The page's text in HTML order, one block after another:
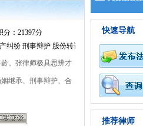
分：21397分
纠纷 刑事辩护 股份转让 常年顾问
。张律师极具思辨才
继承、刑事辩护、合
快速导航
推荐律师